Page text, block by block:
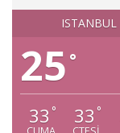
ISTANBUL
25 °
33 ° 33 °